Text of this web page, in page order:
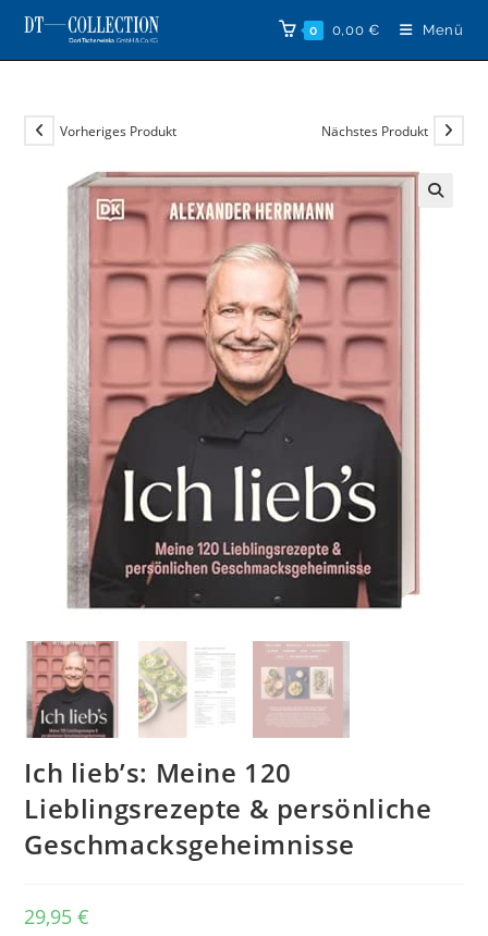
Zum
Inhalt
springen
0 0,00 € Menü
Vorheriges Produkt Nächstes Produkt
Ich lieb’s: Meine 120
Lieblingsrezepte & persönliche
Geschmacksgeheimnisse
29,95€